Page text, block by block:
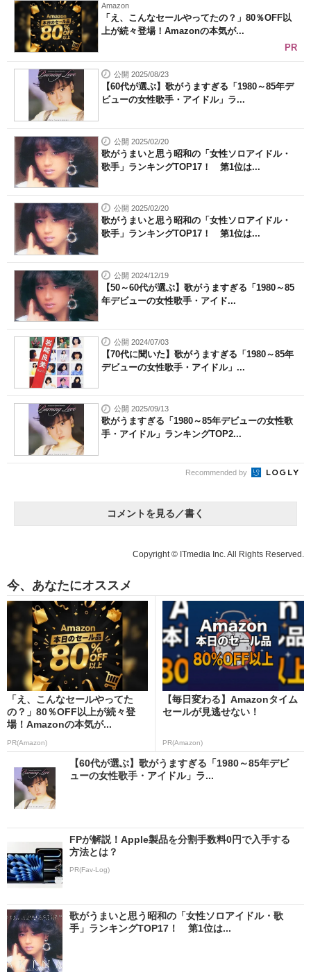
Amazon
「え、こんなセールやってたの？」80％OFF以
上が続々登場！Amazonの本気が...
PR
公開 2025/08/23
【60代が選ぶ】歌がうますぎる「1980～85年デ
ビューの女性歌手・アイドル」ラ...
公開 2025/02/20
歌がうまいと思う昭和の「女性ソロアイドル・
歌手」ランキングTOP17！ 第1位は...
公開 2025/02/20
歌がうまいと思う昭和の「女性ソロアイドル・
歌手」ランキングTOP17！ 第1位は...
公開 2024/12/19
【50～60代が選ぶ】歌がうますぎる「1980～85
年デビューの女性歌手・アイド...
公開 2024/07/03
【70代に聞いた】歌がうますぎる「1980～85年
デビューの女性歌手・アイドル」...
公開 2025/09/13
歌がうますぎる「1980～85年デビューの女性歌
手・アイドル」ランキングTOP2...
Recommended by
コメントを見る／書く
Copyright © ITmedia Inc. All Rights Reserved.
今、あなたにオススメ
「え、こんなセールやってた
の？」80％OFF以上が続々登
場！Amazonの本気が...
PR(Amazon)
【毎日変わる】Amazonタイム
セールが見逃せない！
PR(Amazon)
【60代が選ぶ】歌がうますぎる「1980～85年デビ
ューの女性歌手・アイドル」ラ...
FPが解説！Apple製品を分割手数料0円で入手する
方法とは？
PR(Fav-Log)
歌がうまいと思う昭和の「女性ソロアイドル・歌
手」ランキングTOP17！ 第1位は...